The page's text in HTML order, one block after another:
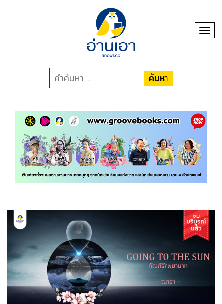
ค้นหา